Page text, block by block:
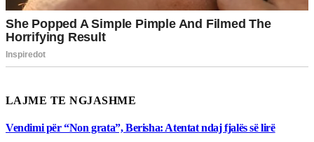
LAJME TE NGJASHME
Vendimi për “Non grata”, Berisha: Atentat ndaj fjalës së lirë